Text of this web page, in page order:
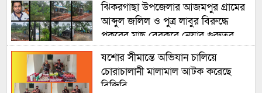
ঝিকরগাছা উপজেলার আজমপুর গ্রামের
আব্দুল জলিল ও পুত্র লাবুর বিরুদ্ধে
পুকুরের মাছ বেরকরে নেয়ার গুরুতর
অভিযোগ উঠেছে
যশোর সীমান্তে অভিযান চালিয়ে
চোরাচালানী মালামাল আটক করেছে
বিজিবি